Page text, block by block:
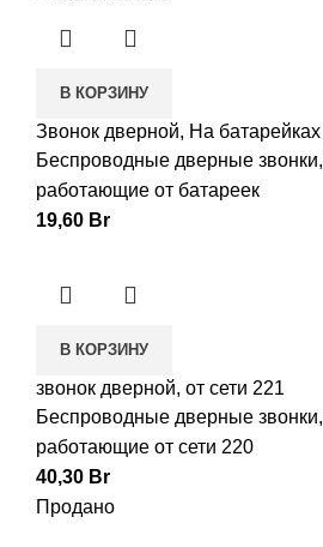
В КОРЗИНУ
Звонок дверной, На батарейках
Беспроводные дверные звонки,
работающие от батареек
19,60 Br
В КОРЗИНУ
звонок дверной, от сети 221
Беспроводные дверные звонки,
работающие от сети 220
40,30 Br
Продано